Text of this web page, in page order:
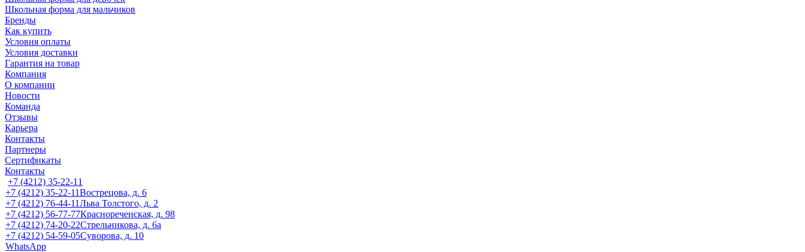
Школьная форма для мальчиков
Бренды
Как купить
Условия оплаты
Условия доставки
Гарантия на товар
Компания
О компании
Новости
Команда
Отзывы
Карьера
Контакты
Партнеры
Сертификаты
Контакты
+7 (4212) 35-22-11
+7 (4212) 35-22-11Вострецова, д. 6
+7 (4212) 76-44-11Льва Толстого, д. 2
+7 (4212) 56-77-77Краснореченская, д. 98
+7 (4212) 74-20-22Стрельникова, д. 6а
+7 (4212) 54-59-05Суворова, д. 10
WhatsApp